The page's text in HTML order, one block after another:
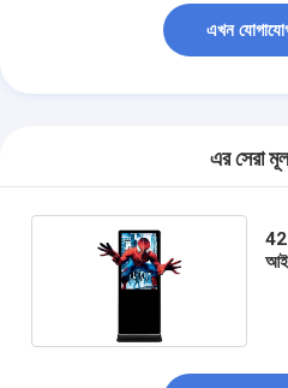
এখন
এর সেরা
42
আই